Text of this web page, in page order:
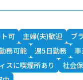
可 主婦(夫)歓迎
ブ
務可能
週5日勤務
スに喫煙所あり
社会